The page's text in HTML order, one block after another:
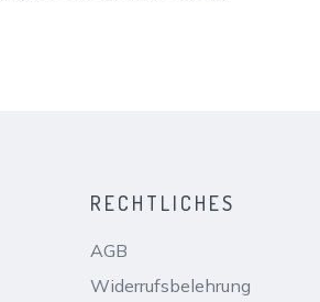
RECHTLICHES
AGB
Widerrufsbelehrung